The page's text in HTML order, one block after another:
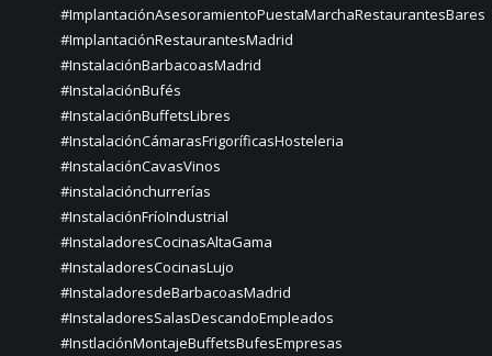
#ImplantaciónAsesoramientoPuestaMarchaRestaurantesBares
#ImplantaciónRestaurantesMadrid
#InstalaciónBarbacoasMadrid
#InstalaciónBufés
#InstalaciónBuffetsLibres
#InstalaciónCámarasFrigoríficasHosteleria
#InstalaciónCavasVinos
#instalaciónchurrerías
#InstalaciónFríoIndustrial
#InstaladoresCocinasAltaGama
#InstaladoresCocinasLujo
#InstaladoresdeBarbacoasMadrid
#InstaladoresSalasDescandoEmpleados
#InstlaciónMontajeBuffetsBufesEmpresas